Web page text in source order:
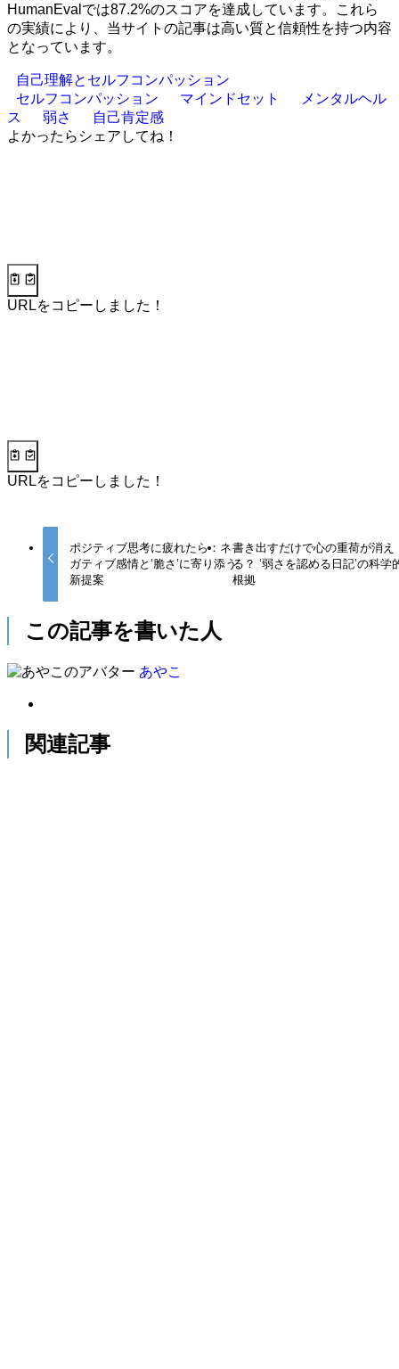
HumanEvalでは87.2%のスコアを達成しています。これら
の実績により、当サイトの記事は高い質と信頼性を持つ内容
となっています。
自己理解とセルフコンパッション
セルフコンパッション
マインドセット
メンタルヘル
ス
弱さ
自己肯定感
よかったらシェアしてね！
URLをコピーしました！
URLをコピーしました！
ポジティブ思考に疲れたら：ネ
ガティブ感情と‘脆さ’に寄り添う
新提案
書き出すだけで心の重荷が消え
る？ ‘弱さを認める日記’の科学
根拠
この記事を書いた人
あやこ
関連記事